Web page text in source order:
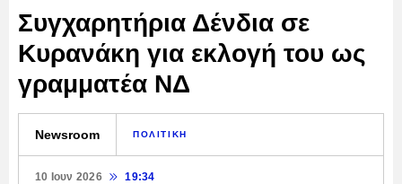
Συγχαρητήρια Δένδια σε
Κυρανάκη για εκλογή του ως
γραμματέα ΝΔ
Newsroom ΠΟΛΙΤΙΚΗ
10 Ιουν 2026 19:34